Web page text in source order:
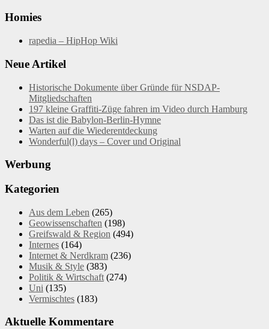
Homies
rapedia – HipHop Wiki
Neue Artikel
Historische Dokumente über Gründe für NSDAP-
Mitgliedschaften
197 kleine Graffiti-Züge fahren im Video durch Hamburg
Das ist die Babylon-Berlin-Hymne
Warten auf die Wiederentdeckung
Wonderful(l) days – Cover und Original
Werbung
Kategorien
Aus dem Leben (265)
Geowissenschaften (198)
Greifswald & Region (494)
Internes (164)
Internet & Nerdkram (236)
Musik & Style (383)
Politik & Wirtschaft (274)
Uni (135)
Vermischtes (183)
Aktuelle Kommentare